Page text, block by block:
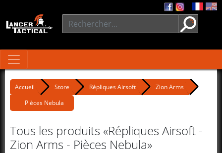
Accueil Store Répliques Airsoft
Zion Arms
Pièces Nebula
Tous les produits «Répliques Airsoft -
Zion Arms - Pièces Nebula»